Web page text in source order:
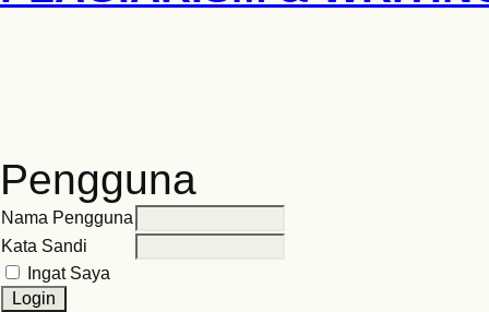
Pengguna
Nama Pengguna
Kata Sandi
Ingat Saya